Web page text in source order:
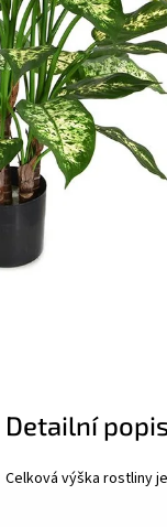
Detailní
Celková výška rostliny